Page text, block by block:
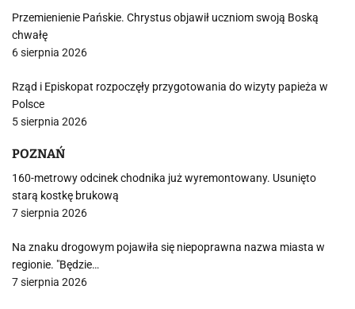
Przemienienie Pańskie. Chrystus objawił uczniom swoją Boską
chwałę
6 sierpnia 2026
Rząd i Episkopat rozpoczęły przygotowania do wizyty papieża w
Polsce
5 sierpnia 2026
POZNAŃ
160-metrowy odcinek chodnika już wyremontowany. Usunięto
starą kostkę brukową
7 sierpnia 2026
Na znaku drogowym pojawiła się niepoprawna nazwa miasta w
regionie. "Będzie…
7 sierpnia 2026